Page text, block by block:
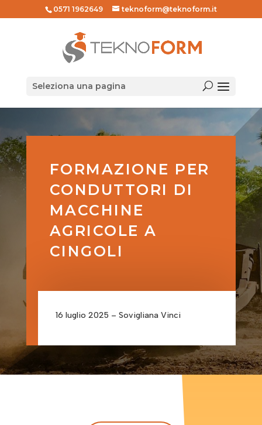
0571 1962649 teknoform@teknoform.it
Seleziona una pagina
FORMAZIONE PER
CONDUTTORI DI
MACCHINE
AGRICOLE A
CINGOLI
16 luglio 2025 – Sovigliana Vinci